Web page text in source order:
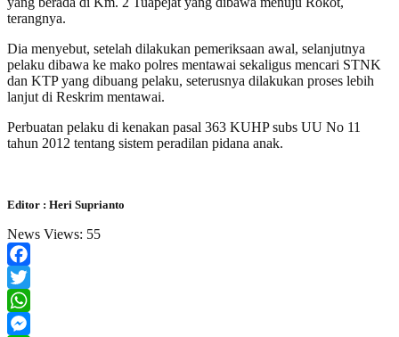
terangnya.
Dia menyebut, setelah dilakukan pemeriksaan awal, selanjutnya
pelaku dibawa ke mako polres mentawai sekaligus mencari STNK
dan KTP yang dibuang pelaku, seterusnya dilakukan proses lebih
lanjut di Reskrim mentawai.
Perbuatan pelaku di kenakan pasal 363 KUHP subs UU No 11
tahun 2012 tentang sistem peradilan pidana anak.
Editor : Heri Suprianto
News Views: 55
Facebook
Twitter
WhatsApp